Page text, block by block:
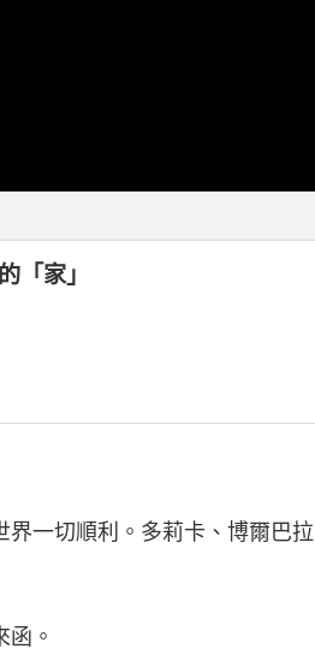
「家」
一切順利。多莉卡、博爾巴拉
。